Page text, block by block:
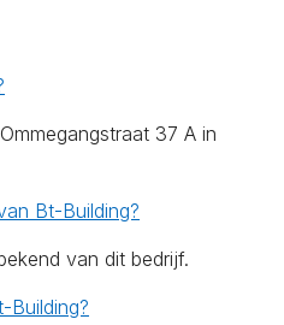
37 A in
Bt-Building?
van dit bedrijf.
Building?